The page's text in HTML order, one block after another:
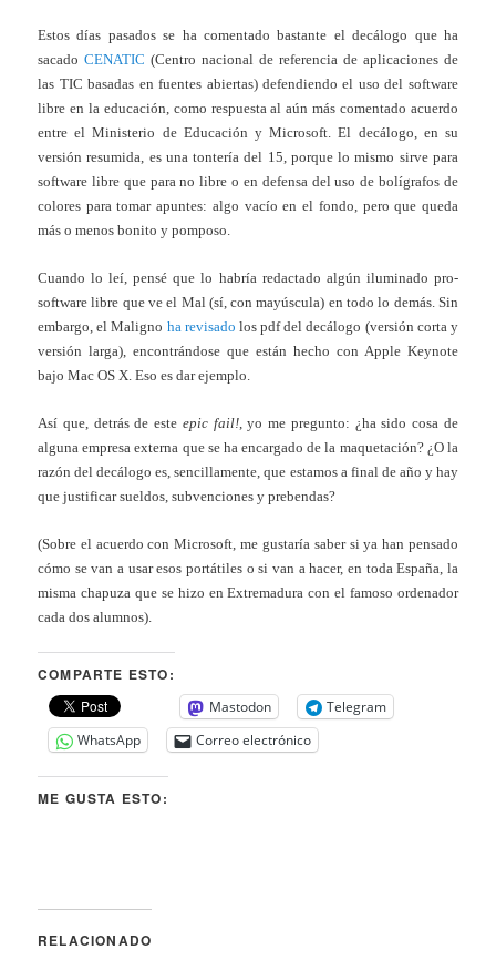
Estos días pasados se ha comentado bastante el decálogo que ha
sacadoCENATIC (Centro nacional de referencia de aplicaciones de
las TIC basadas en fuentes abiertas) defendiendo el uso del software
libre en la educación, como respuesta al aún más comentado acuerdo
entre el Ministerio de Educación y Microsoft. El decálogo, en su
versión resumida, es una tontería del 15, porque lo mismo sirve para
software libre que para no libre o en defensa del uso de bolígrafos de
colores para tomar apuntes: algo vacío en el fondo, pero que queda
más o menos bonito y pomposo.
Cuando lo leí, pensé que lo habría redactado algún iluminado pro-
software libre que ve el Mal (sí, con mayúscula) en todo lo demás. Sin
embargo, el Maligno ha revisado los pdf del decálogo (versión corta y
versión larga), encontrándose que están hecho con Apple Keynote
bajo Mac OS X. Eso es dar ejemplo.
Así que, detrás de este epic fail!, yo me pregunto: ¿ha sido cosa de
alguna empresa externa que se ha encargado de la maquetación? ¿O la
razón del decálogo es, sencillamente, que estamos a final de año y hay
que justificar sueldos, subvenciones y prebendas?
(Sobre el acuerdo con Microsoft, me gustaría saber si ya han pensado
cómo se van a usar esos portátiles o si van a hacer, en toda España, la
misma chapuza que se hizo en Extremadura con el famoso ordenador
cada dos alumnos).
COMPARTE ESTO:
Mastodon
Telegram
WhatsApp
Correo electrónico
ME GUSTA ESTO:
RELACIONADO